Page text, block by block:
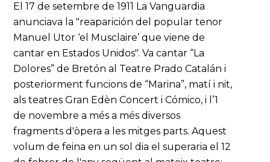
El 17 de setembre de 1911 La Vanguardia
anunciava la "reaparición del popular tenor
Manuel Utor ‘el Musclaire’ que viene de
cantar en Estados Unidos". Va cantar “La
Dolores” de Bretón al Teatre Prado Catalán i
posteriorment funcions de “Marina”, matí i nit,
als teatres Gran Edèn Concert i Cómico, i l’1
de novembre a més a més diversos
fragments d'òpera a les mitges parts. Aquest
volum de feina en un sol dia el superaria el 12